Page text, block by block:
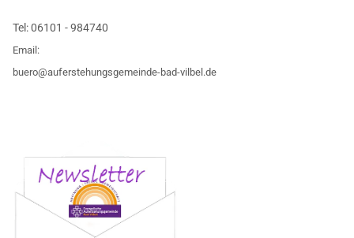
Tel:06101 - 984740
Email:
buero@auferstehungsgemeinde-bad-vilbel.de